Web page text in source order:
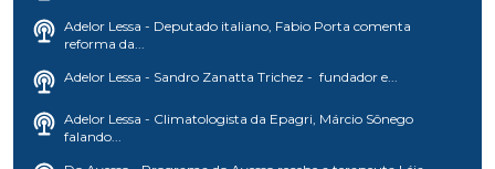
Adelor Lessa - Deputado italiano, Fabio Porta comenta
reforma da...
Adelor Lessa - Sandro Zanatta Trichez - fundador e...
Adelor Lessa - Climatologista da Epagri, Márcio Sônego
falando...